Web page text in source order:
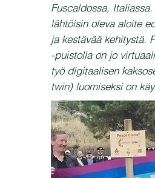
Fuscaldossa,
lähtöisin oleva aloite
ja kestävää kehitystä.
-puistolla on jo
työ digitaalisen
twin) luomiseksi on